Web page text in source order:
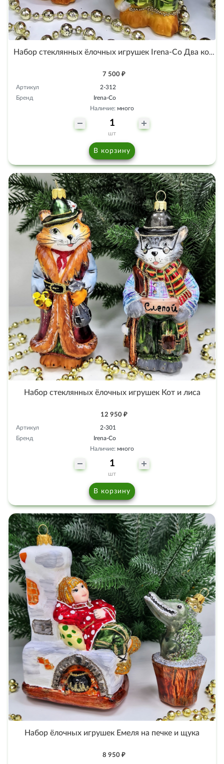
Набор стеклянных ёлочных игрушек Irena-Co Два котенка
7 500 ₽
Артикул
2-312
Бренд
Irena-Co
Наличие: много
шт
В корзину
Набор стеклянных ёлочных игрушек Кот и лиса
12 950 ₽
Артикул
2-301
Бренд
Irena-Co
Наличие: много
шт
В корзину
Набор ёлочных игрушек Емеля на печке и щука
8 950 ₽